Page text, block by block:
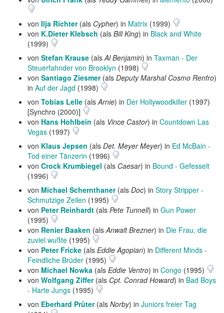
von Ilja Richter(als Cypher) in Matrix (1999)
von K.Dieter Klebsch (als Bill King) in Black and White
(1999)
von Stefan Krause (alsAl Benjamin) in Taxman - Der
Steuerfahnder von Brooklyn (1998)
von Santiago Ziesmer(als Deputy Marshal Cosmo Renfro)
in Auf der Jagd (1998)
von Tobias Lelle (alsArnie) in Der Hollywoodkiller (1997)
[Synchro (2000)]
von Hans Hohlbein (als Vince Castor) in Countdown Las
Vegas (1997)
von Klaus Jepsen (als Det. Meyer Meyer) in Ed McBain -
Tod einer Tänzerin (1996)
von Crock Krumbiegel (als Caesar) in Bound - Gefesselt
(1996)
von Michael Schernthaner(als Doc) in Story Stripper -
Schmutzige Zeilen (1995)
von Peter Reinhardt (als Pete Tunnell) in Gun Power
(1995)
von Renier Baaken (alsAnwalt Brezner) in Die Frau, die
zuviel wußte (1995)
von Peter Fricke (als Eddie Agopian) in Different Minds -
Feindliche Brüder (1995)
von Michael Nowka (als Eddie Ventro) in Congo (1995)
von Wolfgang Ziffer(als Cpt. Conrad Howard) in Bad Boys
- Harte Jungs (1995)
von Eberhard Prüter(als Norby) in Juniors freier Tag